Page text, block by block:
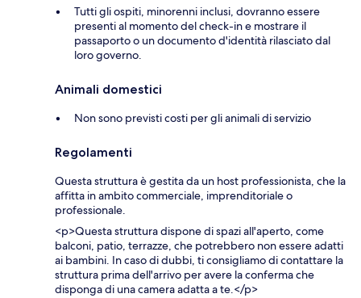
Tutti gli ospiti, minorenni inclusi, dovranno essere
presenti al momento del check-in e mostrare il
passaporto o un documento d'identità rilasciato dal
loro governo.
Animali domestici
Non sono previsti costi per gli animali di servizio
Regolamenti
Questa struttura è gestita da un host professionista, che la
affitta in ambito commerciale, imprenditoriale o
professionale.
<p>Questa struttura dispone di spazi all'aperto, come
balconi, patio, terrazze, che potrebbero non essere adatti
ai bambini. In caso di dubbi, ti consigliamo di contattare la
struttura prima dell'arrivo per avere la conferma che
disponga di una camera adatta a te.</p>